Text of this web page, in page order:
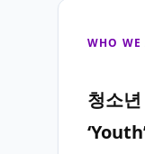
WHO WE
청소년